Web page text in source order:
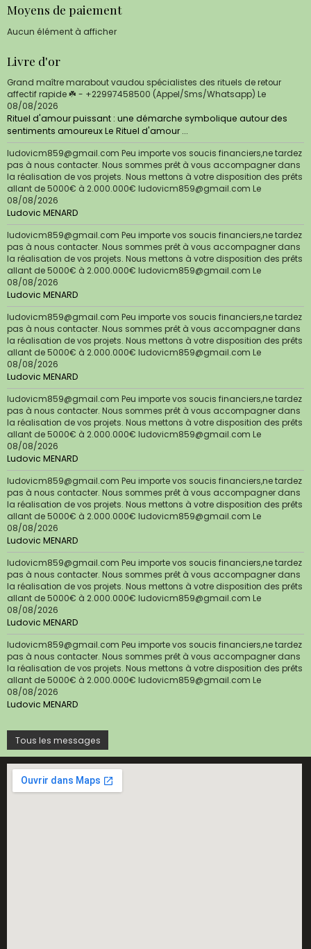
Moyens de paiement
Aucun élément à afficher
Livre d'or
Grand maître marabout vaudou spécialistes des rituels de retour
affectif rapide ☘️ - +22997458500 (Appel/Sms/Whatsapp) Le
08/08/2026
Rituel d'amour puissant : une démarche symbolique autour des
sentiments amoureux Le Rituel d'amour ...
ludovicm859@gmail.com Peu importe vos soucis financiers,ne tardez
pas à nous contacter. Nous sommes prêt à vous accompagner dans
la réalisation de vos projets. Nous mettons à votre disposition des prêts
allant de 5000€ à 2.000.000€ ludovicm859@gmail.com Le
08/08/2026
Ludovic MENARD
ludovicm859@gmail.com Peu importe vos soucis financiers,ne tardez
pas à nous contacter. Nous sommes prêt à vous accompagner dans
la réalisation de vos projets. Nous mettons à votre disposition des prêts
allant de 5000€ à 2.000.000€ ludovicm859@gmail.com Le
08/08/2026
Ludovic MENARD
ludovicm859@gmail.com Peu importe vos soucis financiers,ne tardez
pas à nous contacter. Nous sommes prêt à vous accompagner dans
la réalisation de vos projets. Nous mettons à votre disposition des prêts
allant de 5000€ à 2.000.000€ ludovicm859@gmail.com Le
08/08/2026
Ludovic MENARD
ludovicm859@gmail.com Peu importe vos soucis financiers,ne tardez
pas à nous contacter. Nous sommes prêt à vous accompagner dans
la réalisation de vos projets. Nous mettons à votre disposition des prêts
allant de 5000€ à 2.000.000€ ludovicm859@gmail.com Le
08/08/2026
Ludovic MENARD
ludovicm859@gmail.com Peu importe vos soucis financiers,ne tardez
pas à nous contacter. Nous sommes prêt à vous accompagner dans
la réalisation de vos projets. Nous mettons à votre disposition des prêts
allant de 5000€ à 2.000.000€ ludovicm859@gmail.com Le
08/08/2026
Ludovic MENARD
ludovicm859@gmail.com Peu importe vos soucis financiers,ne tardez
pas à nous contacter. Nous sommes prêt à vous accompagner dans
la réalisation de vos projets. Nous mettons à votre disposition des prêts
allant de 5000€ à 2.000.000€ ludovicm859@gmail.com Le
08/08/2026
Ludovic MENARD
ludovicm859@gmail.com Peu importe vos soucis financiers,ne tardez
pas à nous contacter. Nous sommes prêt à vous accompagner dans
la réalisation de vos projets. Nous mettons à votre disposition des prêts
allant de 5000€ à 2.000.000€ ludovicm859@gmail.com Le
08/08/2026
Ludovic MENARD
Tous les messages